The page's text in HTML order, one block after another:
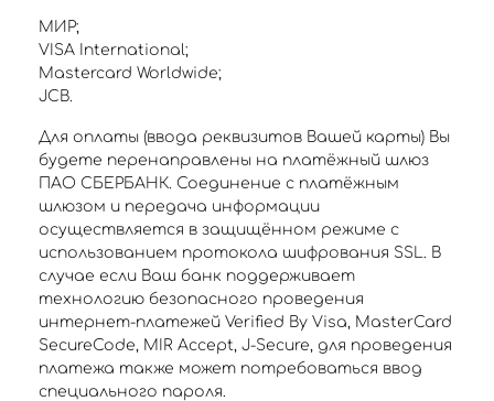
МИР;
VISA International;
Mastercard Worldwide;
JCB.
Для оплаты (ввода реквизитов Вашей карты) Вы
будете перенаправлены на платёжный шлюз
ПАО СБЕРБАНК. Соединение с платёжным
шлюзом и передача информации
осуществляется в защищённом режиме с
использованием протокола шифрования SSL. В
случае если Ваш банк поддерживает
технологию безопасного проведения
интернет-платежей Verified By Visa, MasterCard
SecureCode, MIR Accept, J-Secure, для проведения
платежа также может потребоваться ввод
специального пароля.